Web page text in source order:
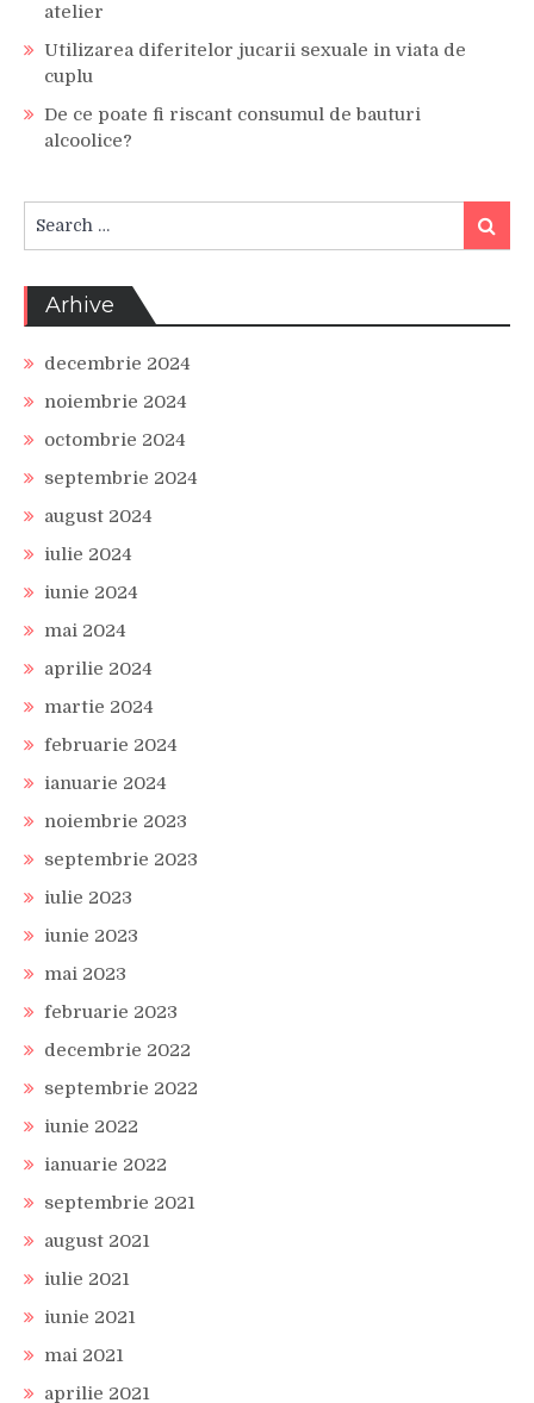
atelier
Utilizarea diferitelor jucarii sexuale in viata de
cuplu
De ce poate fi riscant consumul de bauturi
alcoolice?
for:
Search
Arhive
decembrie 2024
noiembrie 2024
octombrie 2024
septembrie 2024
august 2024
iulie 2024
iunie 2024
mai 2024
aprilie 2024
martie 2024
februarie 2024
ianuarie 2024
noiembrie 2023
septembrie 2023
iulie 2023
iunie 2023
mai 2023
februarie 2023
decembrie 2022
septembrie 2022
iunie 2022
ianuarie 2022
septembrie 2021
august 2021
iulie 2021
iunie 2021
mai 2021
aprilie 2021